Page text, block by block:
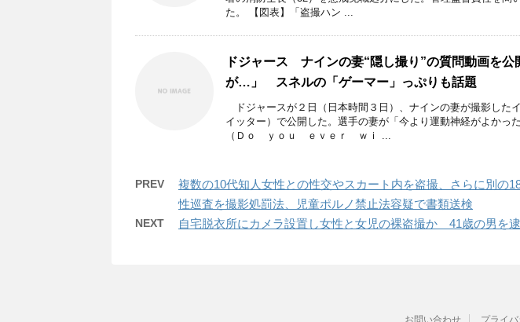
た。 【図表】「盗撮ハン ...
ドジャース ナインの妻“隠し撮り”の質問動画を公
が…」 スネルの「ゲーマー」っぷりも話題
ドジャースが２日（日本時間３日）、ナインの妻が撮影した
イッター）で公開した。選手の妻が「今より運動神経がよかっ
（Ｄｏ ｙｏｕ ｅｖｅｒ ｗｉ ...
PREV
複数の10代知人女性との性交やスカート内を盗撮、さらに別の
性巡査を撮影処罰法、児童ポルノ禁止法容疑で書類送検
NEXT 自宅脱衣所にカメラ設置し女性と女児の裸盗撮か 41歳の男を
お問い合わせ プライ